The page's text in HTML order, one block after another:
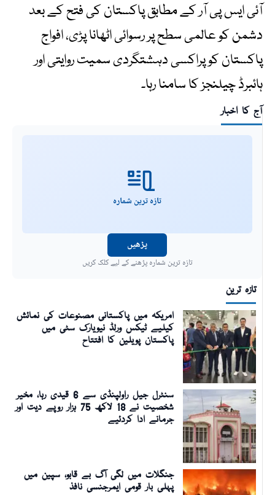
آئی ایس پی آر کے مطابق پاکستان کی فتح کے بعد
دشمن کو عالمی سطح پر رسوائی اٹھانا پڑی، افواج
پاکستان کو پراکسی دہشتگردی سمیت روایتی اور
ہائبرڈ چیلنجز کا سامنا رہا۔
آج کا اخبار
تازہ ترین شمارہ
پڑھیں
تازہ ترین شمارہ پڑھنے کے لیے کلک کریں
تازہ ترین
امریکہ میں پاکستانی مصنوعات کی نمائش
کیلیے ٹیکس ورلڈ نیویارک سٹی میں
پاکستان پویلین کا افتتاح
سنٹرل جیل راولپنڈی سے 6 قیدی رہا، مخیر
شخصیت نے 18 لاکھ 75 ہزار روپے دیت اور
جرمانے ادا کردئیے
جنگلات میں لگی آگ بے قابو، سپین میں
پہلی بار قومی ایمرجنسی نافذ